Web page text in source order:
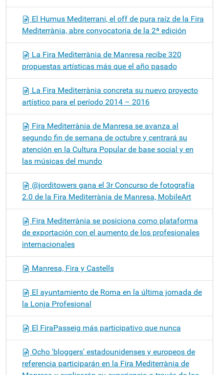
El Humus Mediterrani, el off de pura raíz de la Fira
Mediterrània, abre convocatoria de la 2ª edición
La Fira Mediterrània de Manresa recibe 320
propuestas artísticas más que el año pasado
La Fira Mediterrània concreta su nuevo proyecto
artístico para el período 2014 – 2016
Fira Mediterrània de Manresa se avanza al
segundo fin de semana de octubre y centrará su
atención en la Cultura Popular de base social y en
las músicas del mundo
@jorditowers gana el 3r Concurso de fotografía
2.0 de la Fira Mediterrània de Manresa, MobileArt
Fira Mediterrània se posiciona como plataforma
de exportación con el aumento de los profesionales
internacionales
Manresa, Fira y Castells
El ayuntamiento de Roma en la última jornada de
la Lonja Profesional
El FiraPasseig más participativo que nunca
Ocho 'bloggers' estadounidenses y europeos de
referencia participarán en la Fira Mediterrània de